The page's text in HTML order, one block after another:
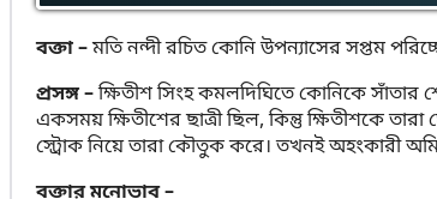
বক্তা –মতি নন্দী রচিত কোনি উপন্যাসের সপ্তম
প্রসঙ্গ –ক্ষিতীশ সিংহ কমলদিঘিতে কোনিকে সাঁতার
একসময় ক্ষিতীশের ছাত্রী ছিল, কিন্তু ক্ষিতীশকে
স্ট্রোক নিয়ে তারা কৌতুক করে। তখনই অহংকারী
বক্তার মনোভাব –